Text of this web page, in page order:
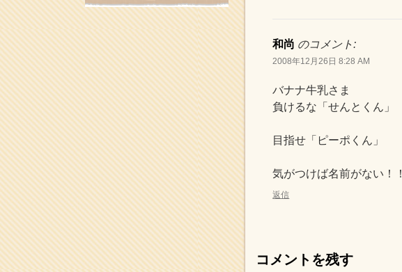
和尚 のコメント:
2008年12月26日 8:28 AM
バナナ牛乳さま
負けるな「せんとくん」
目指せ「ピーポくん」
気がつけば名前がない！！
返信
コメントを残す
2017年10月(1)
2017年9月(4)
2017年8月(3)
2017年7月(1)
2017年6月(1)
2017年5月(2)
2017年4月(2)
2017年3月(1)
2017年2月(1)
2017年1月(2)
2016年12月(4)
2016年11月(3)
2016年10月(1)
2016年9月(3)
2016年8月(2)
2016年7月(3)
2016年6月(2)
2016年5月(3)